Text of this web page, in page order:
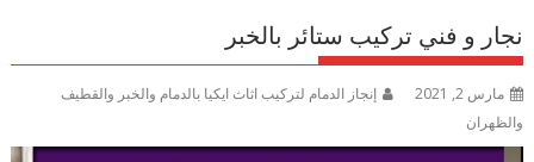
نجار و فني تركيب ستائر بالخبر
مارس 2, 2021
إنجاز الدمام لتركيب اثاث ايكيا بالدمام والخبر والقطيف
والظهران